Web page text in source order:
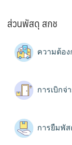
ส่วนพัสดุ สกช
ความต้อ
การเบิกจ่
การยืมพัส